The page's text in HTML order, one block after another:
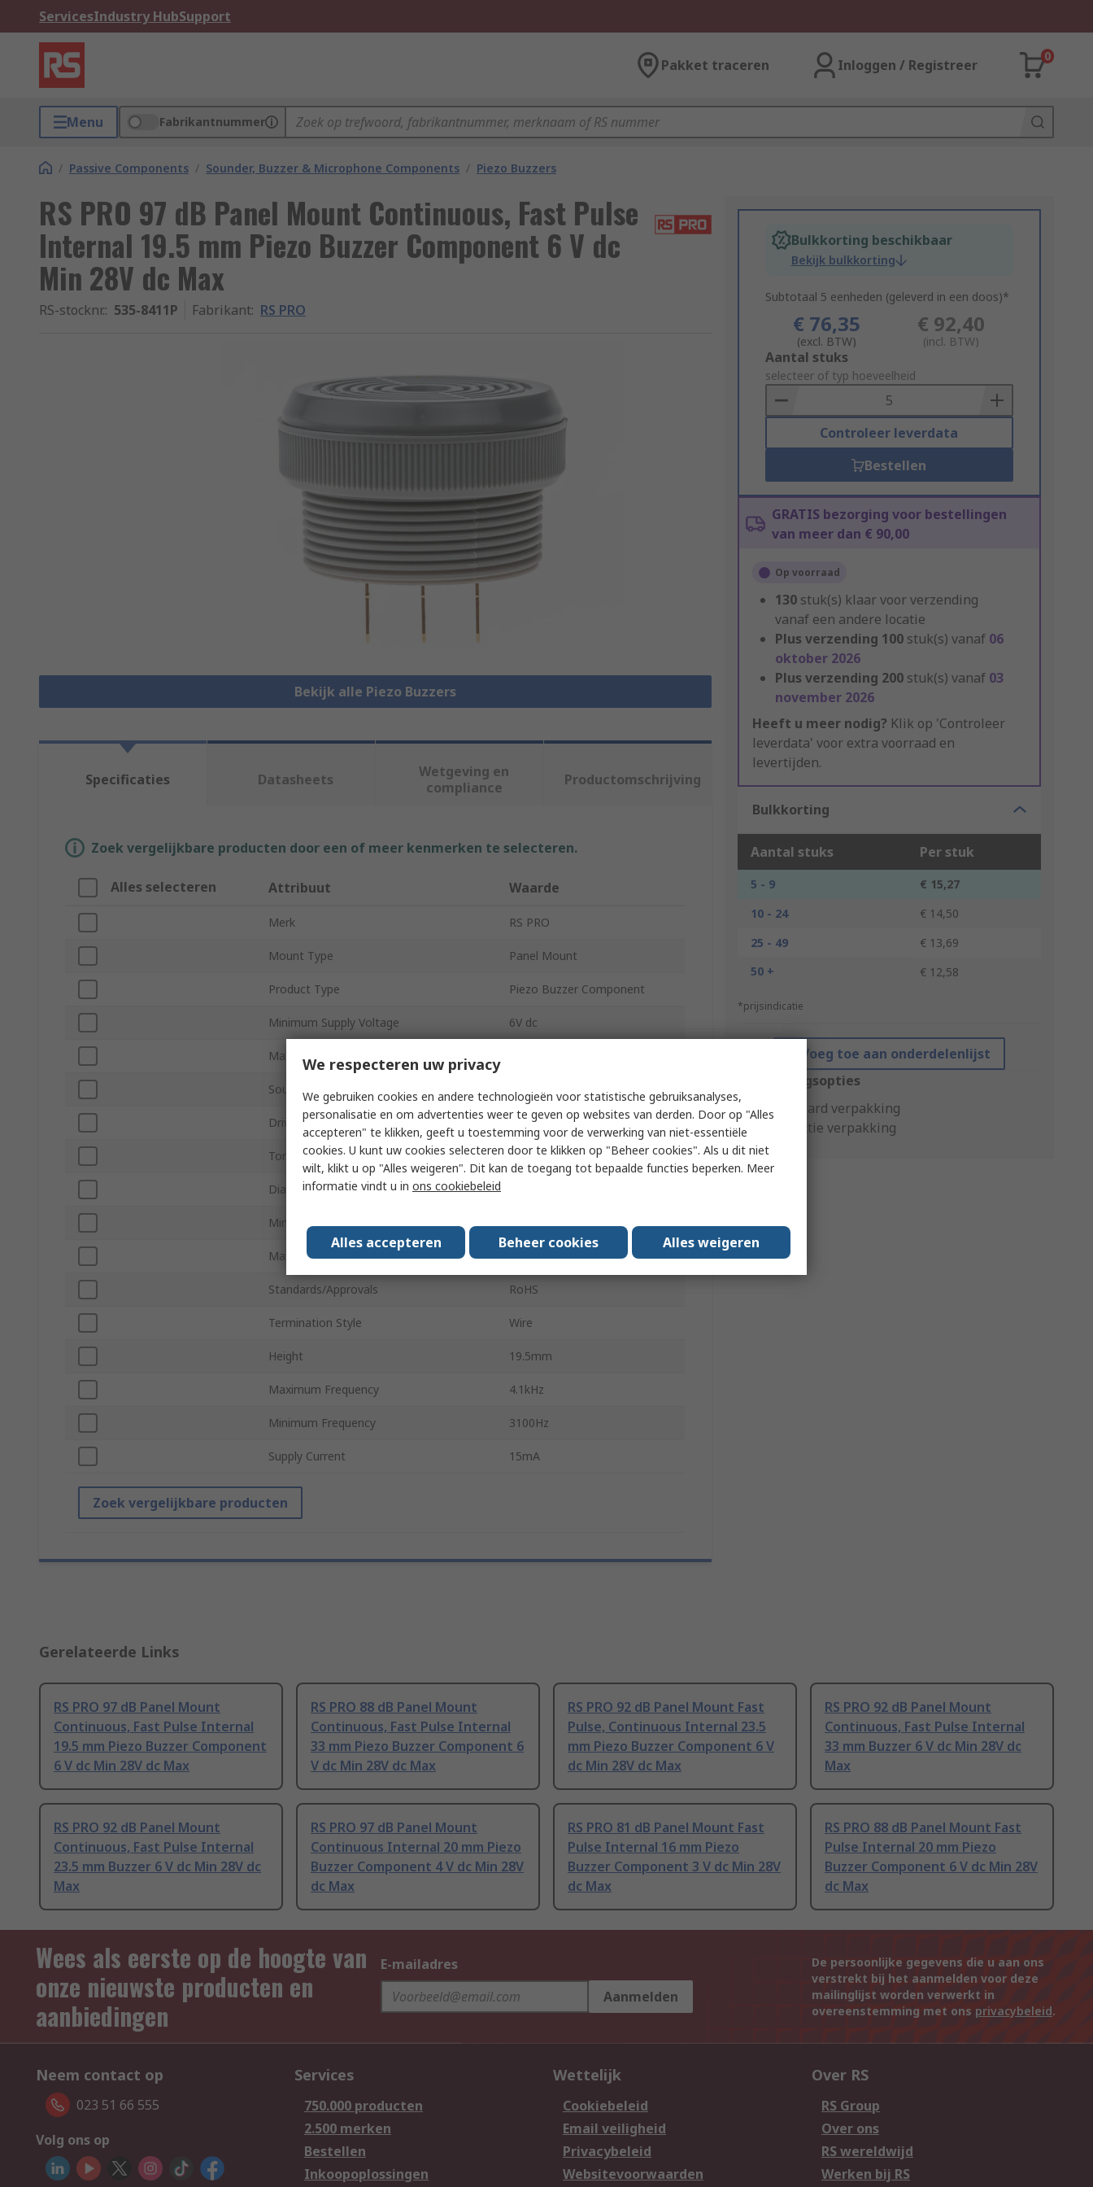
ServicesIndustry HubSupport
Pakket traceren Inloggen / Registreer
0
Menu Fabrikantnummer
/ Passive Components / Sounder, Buzzer & Microphone Components / Piezo Buzzers
RS PRO 97 dB Panel Mount Continuous, Fast Pulse
Internal 19.5 mm Piezo Buzzer Component 6 V dc
Min 28V dc Max
RS-stocknr.: 535-8411P Fabrikant: RS PRO
Bekijk alle Piezo Buzzers
Bulkkorting beschikbaar
Bekijk bulkkorting
Subtotaal 5 eenheden (geleverd in een doos)*
€ 76,35
(excl. BTW)
€ 92,40
(incl. BTW)
Add
to
Basket
Aantal stuks
selecteer of typ hoeveelheid
Controleer leverdata
Bestellen
GRATIS bezorging voor bestellingen
van meer dan € 90,00
Op voorraad
130 stuk(s) klaar voor verzending
vanaf een andere locatie
Plus verzending 100 stuk(s) vanaf 06
oktober 2026
Plus verzending 200 stuk(s) vanaf 03
november 2026
Heeft u meer nodig? Klik op 'Controleer
leverdata' voor extra voorraad en
levertijden.
Bulkkorting
Aantal stuks Per stuk
5 - 9
€ 15,27
10 - 24
€ 14,50
25 - 49
€ 13,69
50 +
€ 12,58
*prijsindicatie
Voeg toe aan onderdelenlijst
Verpakkingsopties
Standaard verpakking
Productie verpakking
Specificaties Datasheets
Wetgeving en
compliance
Productomschrijving
Zoek vergelijkbare producten door een of meer kenmerken te selecteren.
Alles selecteren Attribuut Waarde
Merk RS PRO
Mount Type Panel Mount
Product Type Piezo Buzzer Component
Minimum Supply Voltage 6V dc
Maximum Supply Voltage
Sound Level 97dB
Drive Type Internal
Tone Type Continuous, Fast Pulse
Diameter
Minimum Operating Temperature -30°C
Maximum Operating Temperature 85°C
Standards/Approvals RoHS
Termination Style Wire
Height 19.5mm
Maximum Frequency 4.1kHz
Minimum Frequency 3100Hz
Supply Current 15mA
Zoek vergelijkbare producten
Gerelateerde Links
RS PRO 97 dB Panel Mount
Continuous, Fast Pulse Internal
19.5 mm Piezo Buzzer Component
6 V dc Min 28V dc Max
RS PRO 88 dB Panel Mount
Continuous, Fast Pulse Internal
33 mm Piezo Buzzer Component 6
V dc Min 28V dc Max
RS PRO 92 dB Panel Mount Fast
Pulse, Continuous Internal 23.5
mm Piezo Buzzer Component 6 V
dc Min 28V dc Max
RS PRO 92 dB Panel Mount
Continuous, Fast Pulse Internal
33 mm Buzzer 6 V dc Min 28V dc
Max
RS PRO 92 dB Panel Mount
Continuous, Fast Pulse Internal
23.5 mm Buzzer 6 V dc Min 28V dc
Max
RS PRO 97 dB Panel Mount
Continuous Internal 20 mm Piezo
Buzzer Component 4 V dc Min 28V
dc Max
RS PRO 81 dB Panel Mount Fast
Pulse Internal 16 mm Piezo
Buzzer Component 3 V dc Min 28V
dc Max
RS PRO 88 dB Panel Mount Fast
Pulse Internal 20 mm Piezo
Buzzer Component 6 V dc Min 28V
dc Max
Wees als eerste op de hoogte van
onze nieuwste producten en
aanbiedingen
E-mailadres
Aanmelden
De persoonlijke gegevens die u aan ons
verstrekt bij het aanmelden voor deze
mailinglijst worden verwerkt in
overeenstemming met ons privacybeleid.
Neem contact op
023 51 66 555
Volg ons op
Services
750.000 producten
2.500 merken
Bestellen
Inkoopoplossingen
Wettelijk
Cookiebeleid
Email veiligheid
Privacybeleid
Websitevoorwaarden
Over RS
RS Group
Over ons
RS wereldwijd
Werken bij RS
We respecteren uw privacy
We gebruiken cookies en andere technologieën voor statistische gebruiksanalyses,
personalisatie en om advertenties weer te geven op websites van derden. Door op "Alles
accepteren" te klikken, geeft u toestemming voor de verwerking van niet-essentiële
cookies. U kunt uw cookies selecteren door te klikken op "Beheer cookies". Als u dit niet
wilt, klikt u op "Alles weigeren". Dit kan de toegang tot bepaalde functies beperken. Meer
informatie vindt u in ons cookiebeleid
Alles accepteren Beheer cookies Alles weigeren